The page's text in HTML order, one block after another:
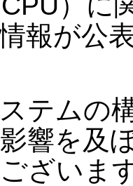
報が公
テムの
響を及
ざいま